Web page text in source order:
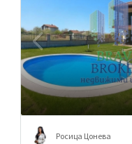
Росица Цонева